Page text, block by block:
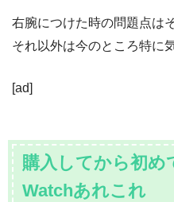
右腕につけた時の問題点は
それ以外は今のところ特に
[ad]
購入してから初め
Watchあれこれ